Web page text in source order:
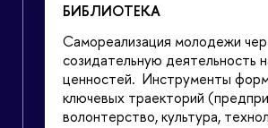
БИБЛИОТЕКА
Самореализация молодежи
созидательную деятельность
ценностей. Инструменты
ключевых траекторий
волонтерство, культура,